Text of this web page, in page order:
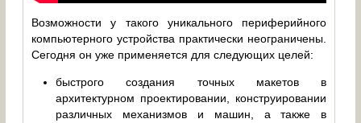
Возможности у такого уникального периферийного
компьютерного устройства практически неограничены.
Сегодня он уже применяется для следующих целей:
быстрого создания точных макетов в
архитектурном проектировании, конструировании
различных механизмов и машин, а также в